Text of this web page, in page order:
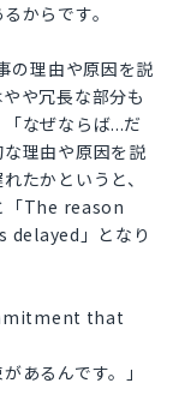
からです。
の理由や原因を説
や冗長な部分も
なぜならば...だ
理由や原因を説
たかというと、
「The reason
」となり
that
あるんです。」